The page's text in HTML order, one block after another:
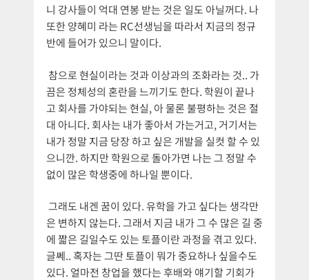
니 강사들이 억대 연봉 받는 것은 일도 아닐꺼다. 나
또한 양혜미 라는 RC선생님을 따라서 지금의 정규
반에 들어가 있으니 말이다.
참으로 현실이라는 것과 이상과의 조화라는 것.. 가
끔은 정체성의 혼란을 느끼기도 한다. 학원이 끝나
고 회사를 가야되는 현실, 아 물론 불평하는 것은 절
대 아니다. 회사는 내가 좋아서 가는거고, 거기서는
내가 정말 지금 당장 하고 싶은 개발을 실컷 할 수 있
으니깐. 하지만 학원으로 돌아가면 나는 그 정말 수
없이 많은 학생중에 하나일 뿐이다.
그래도 내겐 꿈이 있다. 유학을 가고 싶다는 생각만
은 변하지 않는다. 그래서 지금 내가 그 수 많은 길 중
에 짧은 길일수도 있는 토플이란 과정을 겪고 있다.
글쎄.. 혹자는 그딴 토플이 뭐가 중요하나 싶을수도
있다. 얼마전 창업을 했다는 후배와 얘기할 기회가